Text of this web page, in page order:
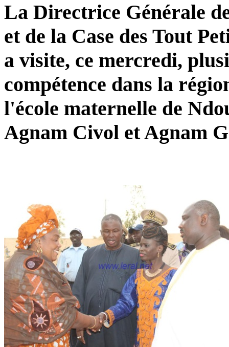
La Directrice Générale
et de la Case des Tout
a visite, ce mercredi,
compétence dans la
l'école maternelle de
Agnam Civol et Agnam